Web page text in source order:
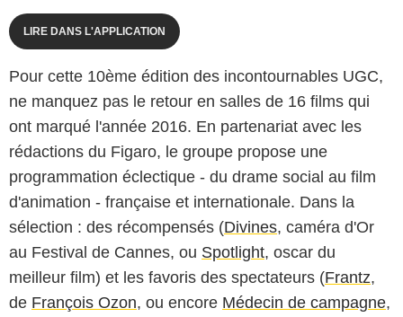
LIRE DANS L'APPLICATION
Pour cette 10ème édition des incontournables UGC,
ne manquez pas le retour en salles de 16 films qui
ont marqué l'année 2016. En partenariat avec les
rédactions du Figaro, le groupe propose une
programmation éclectique - du drame social au film
d'animation - française et internationale. Dans la
sélection : des récompensés (Divines, caméra d'Or
au Festival de Cannes, ou Spotlight, oscar du
meilleur film) et les favoris des spectateurs (Frantz,
de François Ozon, ou encore Médecin de campagne,